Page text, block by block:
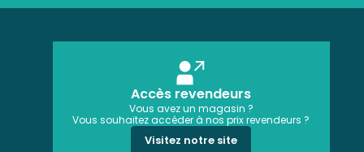
Accès revendeurs
Vous avez un magasin ?
Vous souhaitez accéder à nos prix revendeurs ?
Visitez notre site